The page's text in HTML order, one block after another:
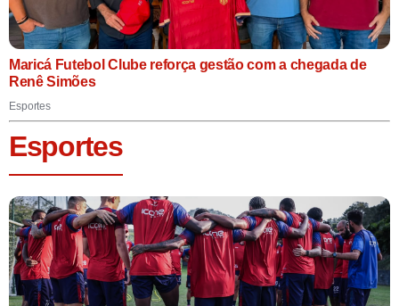
Maricá Futebol Clube reforça gestão com a chegada de
Renê Simões
Esportes
Esportes